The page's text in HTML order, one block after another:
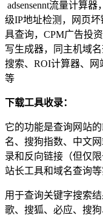
adsensennt流量计算
级IP地址检测，网页
具查询，CPM广告投
写生成器，同主机域
搜索、ROI计算器、
等
下载工具收录：
它的功能是查询网站的
名、搜狗指数、中文
录和反向链接（但仅
站长工具和域名查询等
用于查询关键字搜索
歌、搜狐、必应、搜